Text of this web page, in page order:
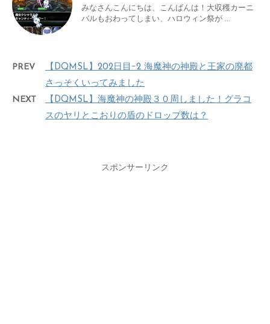
みなさんこんにちは、こんばんは！大収穫カーニ
バルもおわってしまい、ハロウィン祭が ...
PREV
【DQMSL】202日目ｰ2 海魔神の神殿と王家の廃都
さっそくいってみました
NEXT
【DQMSL】海魔神の神殿３０周しました！グラコ
スのヤリとこおりの盾のドロップ数は？
スポンサーリンク